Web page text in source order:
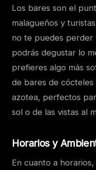
Los bares son el
malagueños y
no te puedes perder
podrás degustar lo
prefieres algo más
de bares de
azotea, perfectos
sol o de las vistas al
Horarios y
En cuanto a